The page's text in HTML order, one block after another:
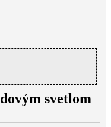
svetlom